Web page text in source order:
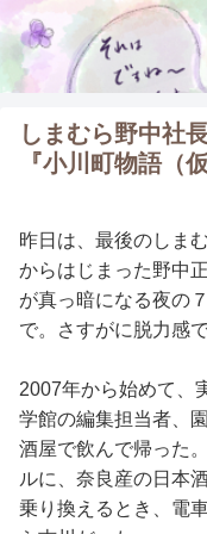
しまむら野中社
『小川町物語（
昨日は、最後のしま
からはじまった野中
が真っ暗になる夜の
で。さすがに脱力感
2007年から始めて、
学館の編集担当者、
酒屋で飲んで帰った
ルに、奈良産の日本
乗り換えるとき、電